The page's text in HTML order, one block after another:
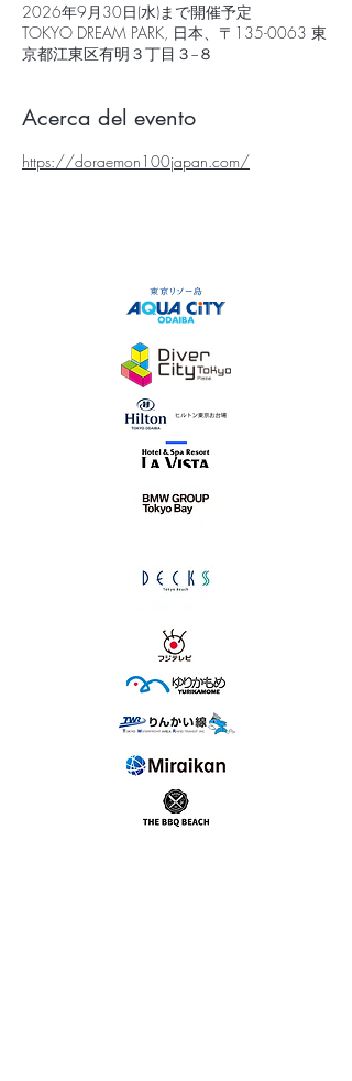
2026年9月30日(水)まで開催予定
TOKYO DREAM PARK, 日本、〒135-0063 東
京都江東区有明３丁目３−８
Acerca del evento
https://doraemon100japan.com/